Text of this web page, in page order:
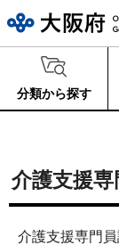
分類から探す
介護支援
介護支援専門